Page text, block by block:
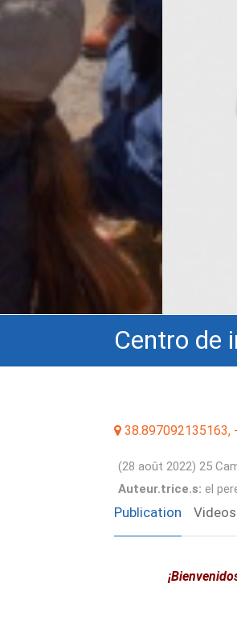
Centro de
38.897092135163,
(28 août 2022) 25
Auteur.trice.s: el
Publication Videos